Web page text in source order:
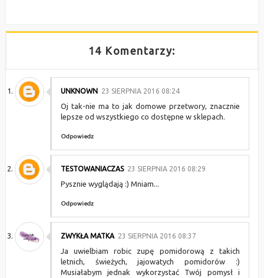
14 Komentarzy:
UNKNOWN 23 SIERPNIA 2016 08:24
Oj tak-nie ma to jak domowe przetwory, znacznie
lepsze od wszystkiego co dostępne w sklepach.
Odpowiedz
TESTOWANIACZAS 23 SIERPNIA 2016 08:29
Pysznie wyglądają :) Mniam...
Odpowiedz
ZWYKŁA MATKA 23 SIERPNIA 2016 08:37
Ja uwielbiam robic zupę pomidorową z takich
letnich, świeżych, jajowatych pomidorów :)
Musiałabym jednak wykorzystać Twój pomysł i